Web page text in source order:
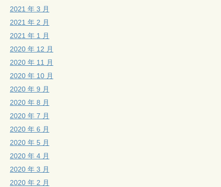
2021 年 3 月
2021 年 2 月
2021 年 1 月
2020 年 12 月
2020 年 11 月
2020 年 10 月
2020 年 9 月
2020 年 8 月
2020 年 7 月
2020 年 6 月
2020 年 5 月
2020 年 4 月
2020 年 3 月
2020 年 2 月